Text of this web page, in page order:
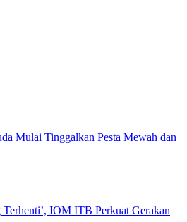
Mulai Tinggalkan Pesta Mewah dan
IOM ITB Perkuat Gerakan